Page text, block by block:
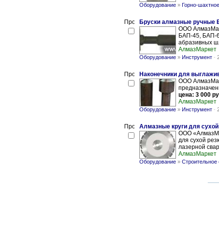
Оборудование » Горно-
Бруски алмазные ручные
ООО
БАП-45, БАП-
абразивных
АлмазМаркет
Оборудование » Инструмент -
Наконечники для
ООО
цена: 3 000
АлмазМаркет
Оборудование » Инструмент -
Алмазные круги для сухой
ООО
для сухой
лазерной
АлмазМаркет
Оборудование » Строительное